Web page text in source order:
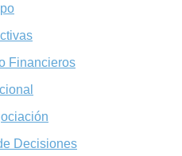
Financieros
Decisiones